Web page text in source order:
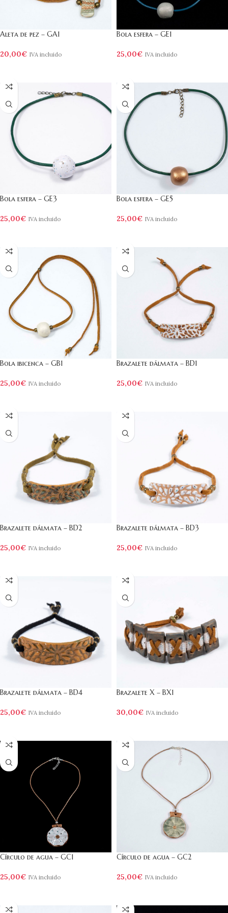
Aleta de pez – GA1
20,00€ IVA incluido
Bola esfera – GE1
25,00€ IVA incluido
Bola esfera – GE3
25,00€ IVA incluido
Bola esfera – GE5
25,00€ IVA incluido
Bola ibicenca – GB1
25,00€ IVA incluido
Brazalete dálmata – BD1
25,00€ IVA incluido
Brazalete dálmata – BD2
25,00€ IVA incluido
Brazalete dálmata – BD3
25,00€ IVA incluido
Brazalete dálmata – BD4
25,00€ IVA incluido
Brazalete X – BX1
30,00€ IVA incluido
Círculo de agua – GC1
25,00€ IVA incluido
Círculo de agua – GC2
25,00€ IVA incluido